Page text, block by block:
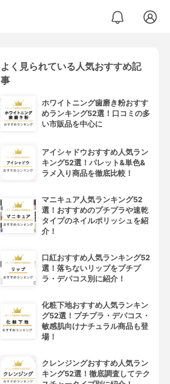
よく見られている人気おすすめ記
事
ホワイトニング歯磨き粉おすす
めランキング52選！口コミの多
い市販品を中心に
アイシャドウおすすめ人気ラン
キング52選！パレット&単色&
ラメ入り商品を徹底比較！
マニキュア人気ランキング52
選！おすすめのプチプラや速乾
タイプのネイルポリッシュを紹
介！
口紅おすすめ人気ランキング52
選！落ちないリップをプチプ
ラ・デパコス別に紹介！
化粧下地おすすめ人気ランキン
グ52選！プチプラ・デパコス・
敏感肌向けナチュラル商品も登
場！
クレンジングおすすめ人気ラン
キング52選！徹底調査してテク